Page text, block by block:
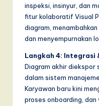
inspeksi, insinyur, dan
fitur kolaboratif Visual
diagram,
dan menyempurnakan
Langkah 4: Integrasi
Diagram akhir diekspor
dalam sistem
Karyawan baru kini
proses onboarding, dan